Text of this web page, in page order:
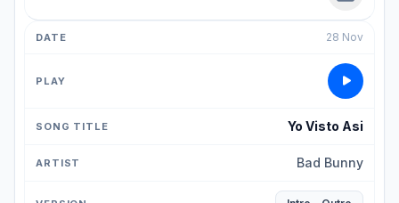
28 Nov
Yo Visto Asi
Bad Bunny